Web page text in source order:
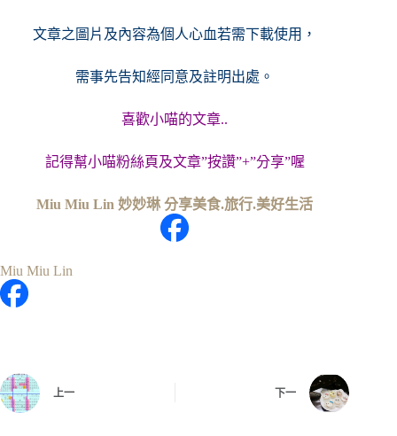
文章之圖片及內容為個人心血若需下載使用，
需事先告知經同意及註明出處。
喜歡小喵的文章..
記得幫小喵粉絲頁及文章”按讚”+”分享”喔
Miu Miu Lin 妙妙琳 分享美食.旅行.美好生活
Miu Miu Lin
上一 下一